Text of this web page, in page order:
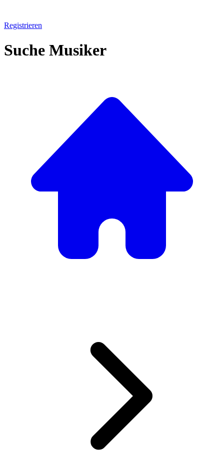
Registrieren
Suche Musiker